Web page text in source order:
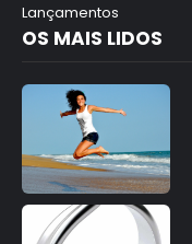
Lançamentos
OS MAIS LIDOS